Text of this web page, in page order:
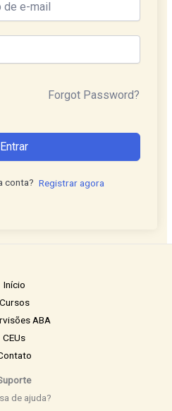
Forgot Password?
Entrar
conta? Registrar agora
Início
Cursos
ABA
CEUs
de ajuda?